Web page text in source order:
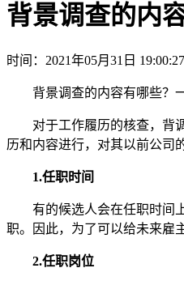
背景调查的内
时间：2021年05月31日 19:00:27
背景调查的内容有哪些？
对于工作履历的核查，背
历和内容进行，对其以前公司
1.任职时间
有的候选人会在任职时间
职。因此，为了可以给未来雇
2.任职岗位